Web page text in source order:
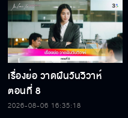
เรื่องย่อ วาดฝันวันวิวาห์
ตอนที่ 8
2026-08-06 16:35:18